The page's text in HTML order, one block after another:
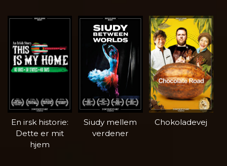
En irsk historie:
Dette er mit
hjem
Siudy mellem
verdener
Chokoladevej